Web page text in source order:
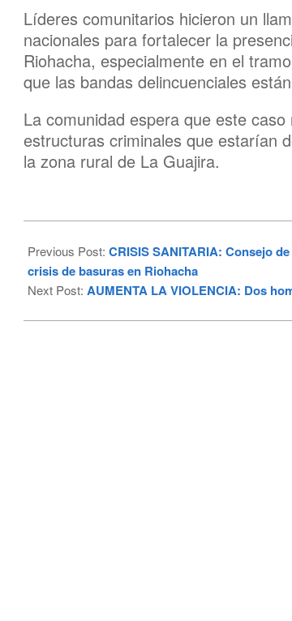
Líderes comunitarios hicieron un
nacionales para fortalecer la
Riohacha, especialmente en el
que las bandas delincuenciales
La comunidad espera que este
estructuras criminales que estarían
la zona rural de La Guajira.
06-
12
Previous Post: CRISIS SANITARIA: Consejo
crisis de basuras en Riohacha
Next Post: AUMENTA LA VIOLENCIA: Dos